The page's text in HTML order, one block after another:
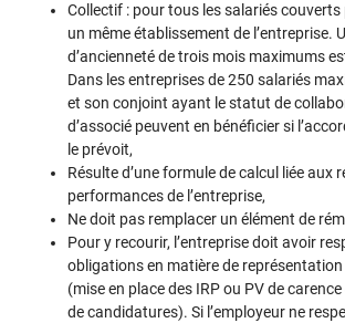
Collectif : pour tous les salariés couverts
un même établissement de l’entreprise.
d’ancienneté de trois mois maximums
Dans les entreprises de 250 salariés
et son conjoint ayant le statut de
d’associé peuvent en bénéficier si
le prévoit,
Résulte d’une formule de calcul liée aux
performances de l’entreprise,
Ne doit pas remplacer un élément de
Pour y recourir, l’entreprise doit avoir
obligations en matière de représentation
(mise en place des IRP ou PV de
de candidatures). Si l’employeur ne